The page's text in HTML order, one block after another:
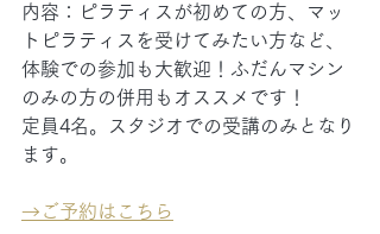
内容：ピラティスが初めての方、マッ
トピラティスを受けてみたい方など、
体験での参加も大歓迎！ふだんマシン
のみの方の併用もオススメです！
定員4名。スタジオでの受講のみとなり
ます。
→ ご予約はこちら